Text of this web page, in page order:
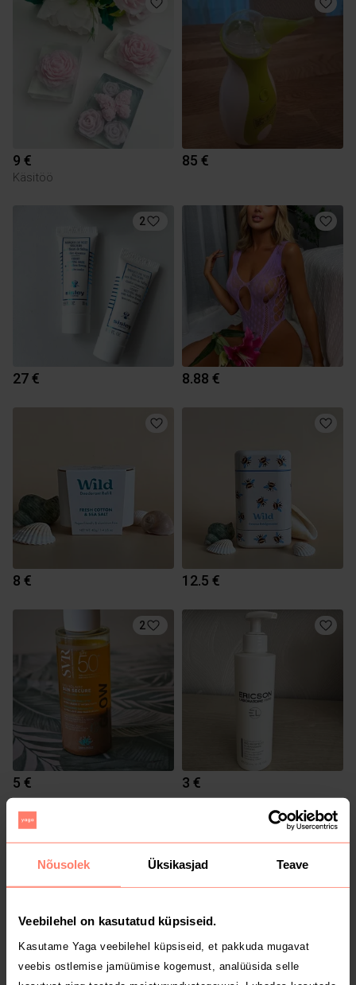
Nõusolek Üksikasjad Teave
Veebilehel on kasutatud küpsiseid.
Kasutame Yaga veebilehel küpsiseid, et pakkuda mugavat
veebis ostlemise jamüümise kogemust, analüüsida selle
9 €
Käsitöö
85 €
2
27 € 8.88 €
8 € 12.5 €
2
5 € 3 €
1